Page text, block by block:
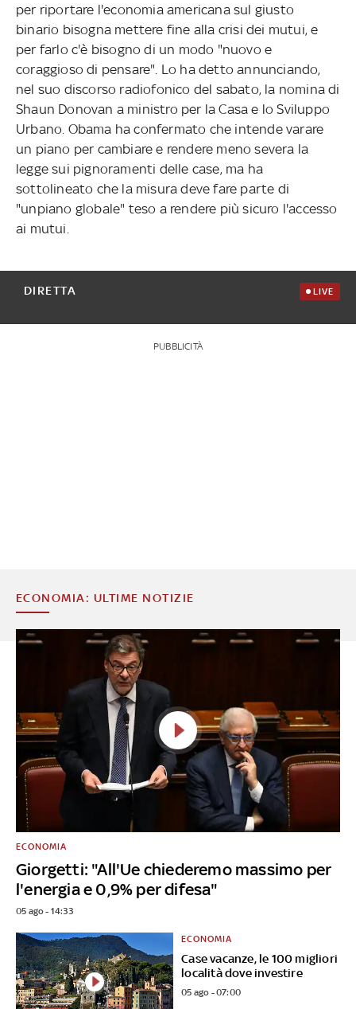
per riportare l'economia americana sul giusto
binario bisogna mettere fine alla crisi dei mutui, e
per farlo c'è bisogno di un modo "nuovo e
coraggioso di pensare". Lo ha detto annunciando,
nel suo discorso radiofonico del sabato, la nomina di
Shaun Donovan a ministro per la Casa e lo Sviluppo
Urbano. Obama ha confermato che intende varare
un piano per cambiare e rendere meno severa la
legge sui pignoramenti delle case, ma ha
sottolineato che la misura deve fare parte di
"unpiano globale" teso a rendere più sicuro l'accesso
ai mutui.
DIRETTA LIVE
PUBBLICITÀ
ECONOMIA: ULTIME NOTIZIE
Giorgetti: "All'Ue chiederemo massimo per
l'energia e 0,9% per difesa"
ECONOMIA
05 ago - 14:33
Case vacanze, le 100 migliori
località dove investire
ECONOMIA
05 ago - 07:00